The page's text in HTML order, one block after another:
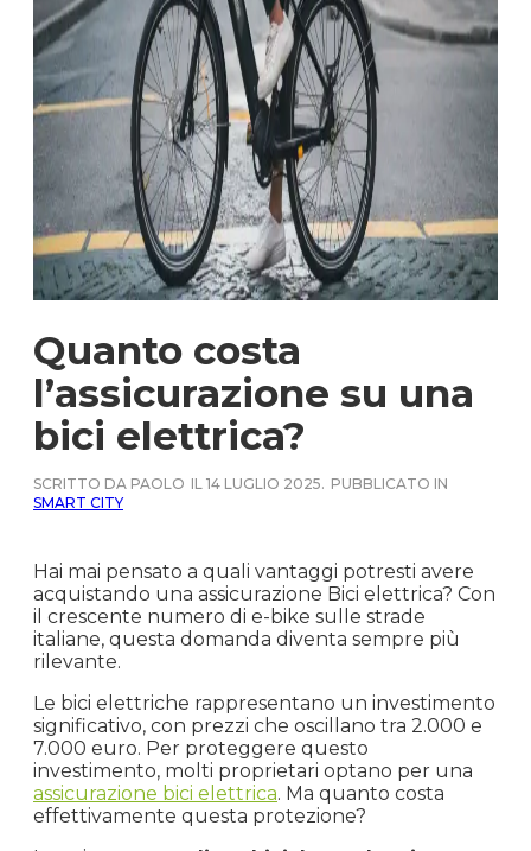
Quanto costa
l’assicurazione su una
bici elettrica?
SCRITTO DA PAOLO IL 14 LUGLIO 2025. PUBBLICATO IN
SMART CITY
Hai mai pensato a quali vantaggi potresti avere
acquistando una assicurazione Bici elettrica? Con
il crescente numero di e-bike sulle strade
italiane, questa domanda diventa sempre più
rilevante.
Le bici elettriche rappresentano un investimento
significativo, con prezzi che oscillano tra 2.000 e
7.000 euro. Per proteggere questo
investimento, molti proprietari optano per una
assicurazione bici elettrica. Ma quanto costa
effettivamente questa protezione?